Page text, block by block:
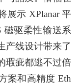
展示 XPlanar 平
磁驱柔性输送系
产线设计带来了
瑕疵都逃不过倍
案和高精度 Eth